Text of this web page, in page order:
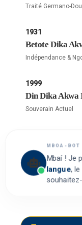
Traité Germano-
1931
Betote Dika
Indépendance &
1999
Din Dika
Souverain Actuel
MBOA-BOT
Mbaí ! Je
langue, le